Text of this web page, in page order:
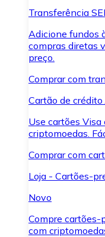
Transferência
Adicione fundos
compras diretas
preço.
Comprar com
Cartão de
Use cartões
criptomoedas.
Comprar com
Loja - Cartões-
Novo
Compre cartões-
com